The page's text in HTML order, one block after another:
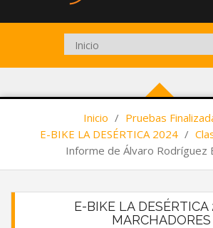
Inicio / Pruebas
E-BIKE LA DESÉRTICA 2024 /
Informe de Álvaro Rodríguez
E-BIKE LA DESÉRTICA
MARCHADORES